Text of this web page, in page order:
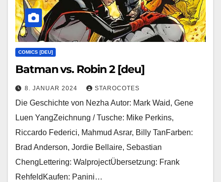
COMICS [DEU]
Batman vs. Robin 2 [deu]
8. JANUAR 2024 STAROCOTES
Die Geschichte von Nezha Autor: Mark Waid, Gene
Luen YangZeichnung / Tusche: Mike Perkins,
Riccardo Federici, Mahmud Asrar, Billy TanFarben:
Brad Anderson, Jordie Bellaire, Sebastian
ChengLettering: WalprojectÜbersetzung: Frank
RehfeldKaufen: Panini…